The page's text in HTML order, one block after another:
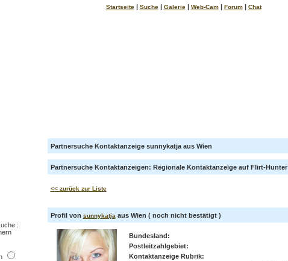
Startseite | Suche | Galerie | Web-Cam | Forum | Chat
Partnersuche Kontaktanzeige sunnykatja aus Wien
Partnersuche Kontaktanzeigen: Regionale Kontaktanzeige auf Flirt-Hunter
<< zurück zur Liste
Profil von sunnykatja aus Wien ( noch nicht bestätigt )
Bundesland:
Postleitzahlgebiet:
Kontaktanzeige Rubrik: